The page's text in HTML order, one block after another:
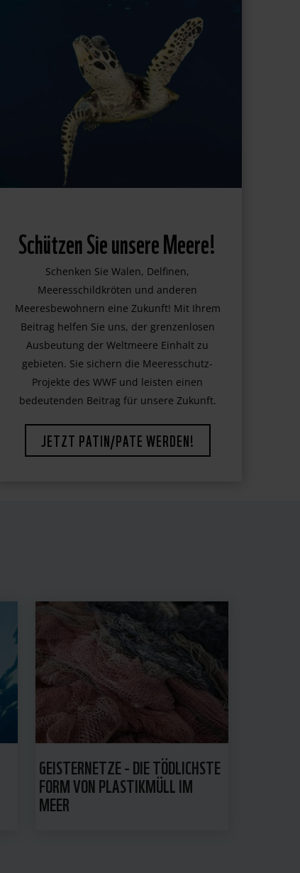
Schützen Sie unsere Meere!
Schenken Sie Walen, Delfinen,
Meeresschildkröten und anderen
Meeresbewohnern eine Zukunft! Mit Ihrem
Beitrag helfen Sie uns, der grenzenlosen
Ausbeutung der Weltmeere Einhalt zu
gebieten. Sie sichern die Meeresschutz-
Projekte des WWF und leisten einen
bedeutenden Beitrag für unsere Zukunft.
JETZT PATIN/PATE WERDEN!
GEISTERNETZE - DIE TÖDLICHSTE
FORM VON PLASTIKMÜLL IM
MEER